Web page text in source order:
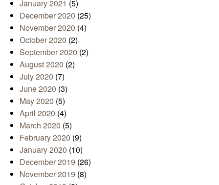
January 2021 (5)
December 2020 (25)
November 2020 (4)
October 2020 (2)
September 2020 (2)
August 2020 (2)
July 2020 (7)
June 2020 (3)
May 2020 (5)
April 2020 (4)
March 2020 (5)
February 2020 (9)
January 2020 (10)
December 2019 (26)
November 2019 (8)